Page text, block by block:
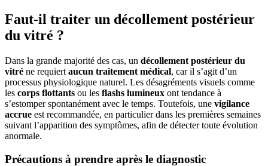
Faut-il traiter un décollement postérieur
du vitré ?
Dans la grande majorité des cas, un décollement postérieur du
vitré ne requiert aucun traitement médical, car il s’agit d’un
processus physiologique naturel. Les désagréments visuels comme
les corps flottants ou les flashs lumineux ont tendance à
s’estomper spontanément avec le temps. Toutefois, une vigilance
accrue est recommandée, en particulier dans les premières semaines
suivant l’apparition des symptômes, afin de détecter toute évolution
anormale.
Précautions à prendre après le diagnostic